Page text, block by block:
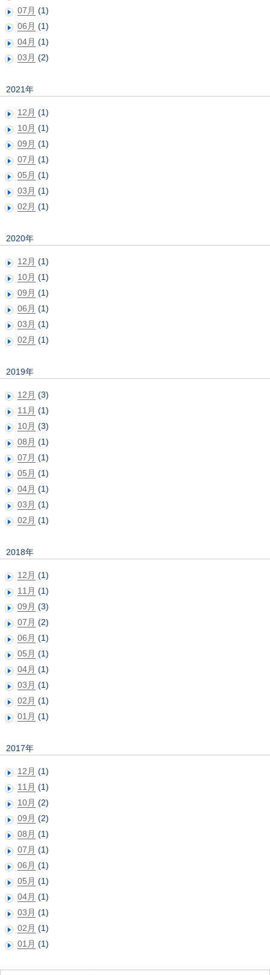
07月 (1)
06月 (1)
04月 (1)
03月 (2)
2021年
12月 (1)
10月 (1)
09月 (1)
07月 (1)
05月 (1)
03月 (1)
02月 (1)
2020年
12月 (1)
10月 (1)
09月 (1)
06月 (1)
03月 (1)
02月 (1)
2019年
12月 (3)
11月 (1)
10月 (3)
08月 (1)
07月 (1)
05月 (1)
04月 (1)
03月 (1)
02月 (1)
2018年
12月 (1)
11月 (1)
09月 (3)
07月 (2)
06月 (1)
05月 (1)
04月 (1)
03月 (1)
02月 (1)
01月 (1)
2017年
12月 (1)
11月 (1)
10月 (2)
09月 (2)
08月 (1)
07月 (1)
06月 (1)
05月 (1)
04月 (1)
03月 (1)
02月 (1)
01月 (1)